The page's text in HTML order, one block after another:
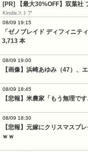
[PR] 【最大30%OFF】双葉社
Kindleストア
08/09 19:15
「ゼノブレイド ディフィニ
3,713 本
08/09 19:00
【画像】浜崎あゆみ（47）、
08/09 18:45
【悲報】米農家「もう無理で
08/09 18:30
【悲報】元嫁にクリスマスプ
ｗｗ